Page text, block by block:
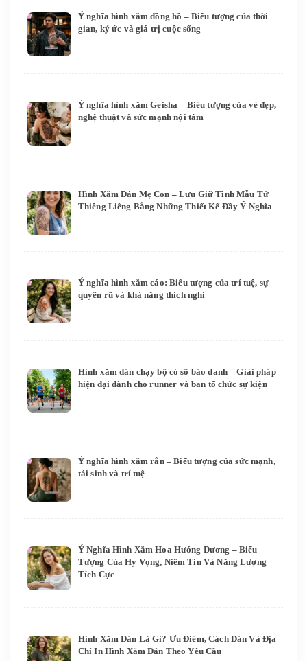
Ý nghĩa hình xăm đồng hồ – Biểu tượng của thời
gian, ký ức và giá trị cuộc sống
Ý nghĩa hình xăm Geisha – Biểu tượng của vẻ đẹp,
nghệ thuật và sức mạnh nội tâm
Hình Xăm Dán Mẹ Con – Lưu Giữ Tình Mẫu Tử
Thiêng Liêng Bằng Những Thiết Kế Đầy Ý Nghĩa
Ý nghĩa hình xăm cáo: Biểu tượng của trí tuệ, sự
quyến rũ và khả năng thích nghi
Hình xăm dán chạy bộ có số báo danh – Giải pháp
hiện đại dành cho runner và ban tổ chức sự kiện
Ý nghĩa hình xăm rắn – Biểu tượng của sức mạnh,
tái sinh và trí tuệ
Ý Nghĩa Hình Xăm Hoa Hướng Dương – Biểu
Tượng Của Hy Vọng, Niềm Tin Và Năng Lượng
Tích Cực
Hình Xăm Dán Là Gì? Ưu Điểm, Cách Dán Và Địa
Chỉ In Hình Xăm Dán Theo Yêu Cầu